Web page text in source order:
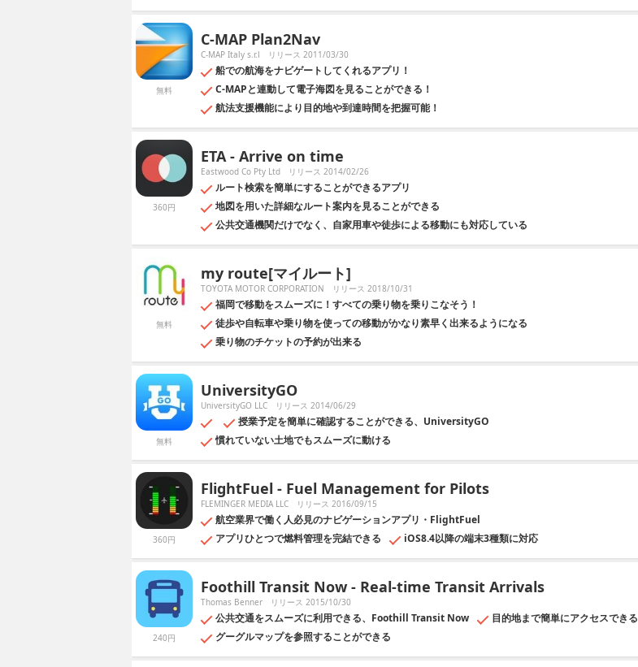
無料
C-MAP Plan2Nav
C-MAP Italy s.r.l リリース 2011/03/30
船での航海をナビゲートしてくれるアプリ！
C-MAPと連動して電子海図を見ることができる！
航法支援機能により目的地や到達時間を把握可能！
360円
ETA - Arrive on time
Eastwood Co Pty Ltd リリース 2014/02/26
ルート検索を簡単にすることができるアプリ
地図を用いた詳細なルート案内を見ることができる
公共交通機関だけでなく、自家用車や徒歩による移動にも対応している
無料
my route[マイルート]
TOYOTA MOTOR CORPORATION リリース 2018/10/31
福岡で移動をスムーズに！すべての乗り物を乗りこなそう！
徒歩や自転車や乗り物を使っての移動がかなり素早く出来るようになる
乗り物のチケットの予約が出来る
無料
UniversityGO
UniversityGO LLC リリース 2014/06/29
授業予定を簡単に確認することができる、UniversityGO
慣れていない土地でもスムーズに動ける
360円
FlightFuel - Fuel Management for Pilots
FLEMINGER MEDIA LLC リリース 2016/09/15
航空業界で働く人必見のナビゲーションアプリ・FlightFuel
アプリひとつで燃料管理を完結できる
iOS8.4以降の端末3種類に対応
240円
Foothill Transit Now - Real-time Transit Arrivals
Thomas Benner リリース 2015/10/30
公共交通をスムーズに利用できる、Foothill Transit Now
目的地まで簡単にアクセスできる
グーグルマップを参照することができる